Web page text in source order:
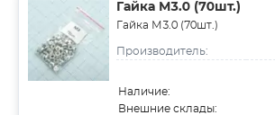
Гайка М3.0 (70шт.)
Гайка М3.0 (70шт.)
Производитель:
Наличие:
Внешние склады: